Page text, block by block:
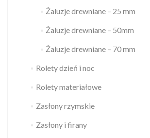
Żaluzje drewniane – 25 mm
Żaluzje drewniane – 50mm
Żaluzje drewniane – 70 mm
Rolety dzień i noc
Rolety materiałowe
Zasłony rzymskie
Zasłony i firany